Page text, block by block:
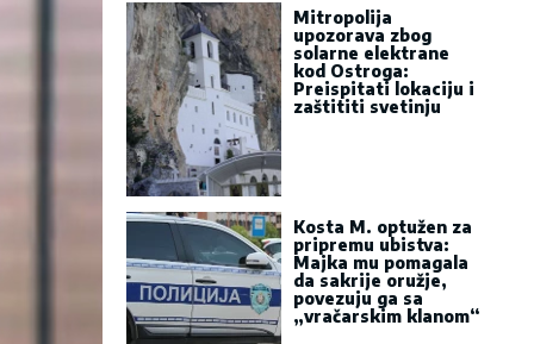
Mitropolija
upozorava zbog
solarne elektrane
kod Ostroga:
Preispitati lokaciju i
zaštititi svetinju
Kosta M. optužen za
pripremu ubistva:
Majka mu pomagala
da sakrije oružje,
povezuju ga sa
„vračarskim klanom“